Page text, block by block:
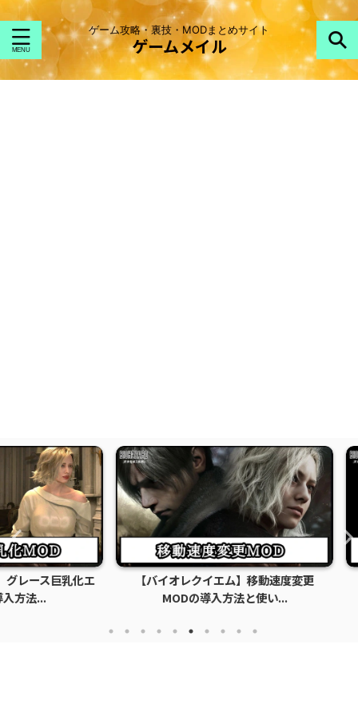
ゲーム攻略・裏技・MODまとめサイト
ゲームメイル
巨乳化エ
【バイオレクイエム】移動速度変更
MODの導入方法と使い...
【バイ